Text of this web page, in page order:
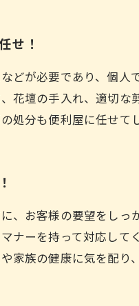
せ！
どが必要であり、個人
花壇の手入れ、適切
処分も便利屋に任せて
、お客様の要望をし
ナーを持って対応し
家族の健康に気を配り